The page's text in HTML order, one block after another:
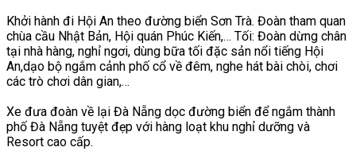
Khởi hành đi Hội An theo đường biển Sơn Trà. Đoàn tham quan
chùa cầu Nhật Bản, Hội quán Phúc Kiến,… Tối: Đoàn dừng chân
tại nhà hàng, nghỉ ngơi, dùng bữa tối đặc sản nổi tiếng Hội
An,dạo bộ ngắm cảnh phố cổ về đêm, nghe hát bài chòi, chơi
các trò chơi dân gian,…
Xe đưa đoàn về lại Đà Nẵng dọc đường biển để ngắm thành
phố Đà Nẵng tuyệt đẹp với hàng loạt khu nghỉ dưỡng và
Resort cao cấp.